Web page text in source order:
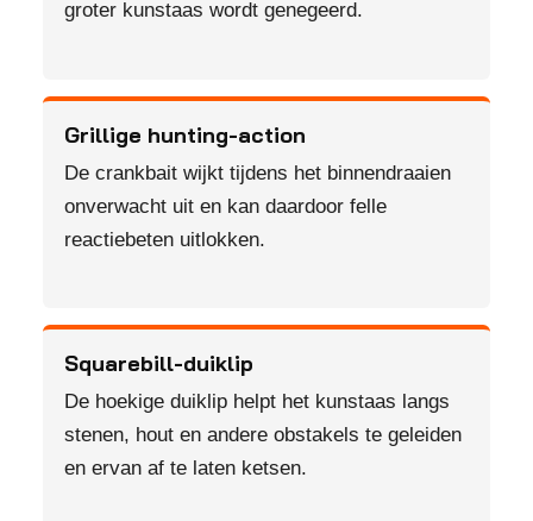
groter kunstaas wordt genegeerd.
Grillige hunting-action
De crankbait wijkt tijdens het binnendraaien
onverwacht uit en kan daardoor felle
reactiebeten uitlokken.
Squarebill-duiklip
De hoekige duiklip helpt het kunstaas langs
stenen, hout en andere obstakels te geleiden
en ervan af te laten ketsen.